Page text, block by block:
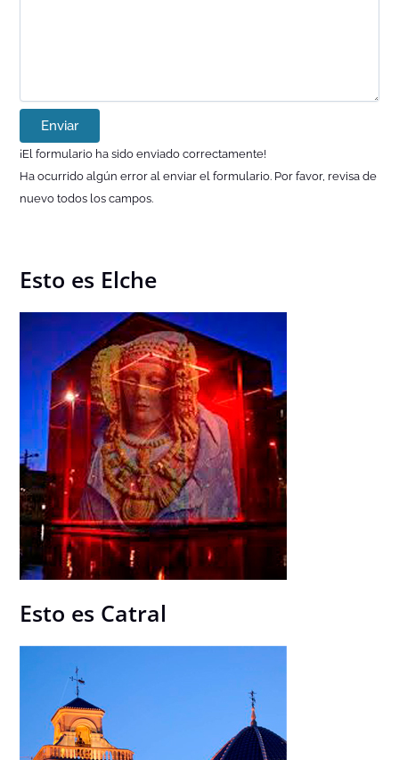
Enviar
¡El formulario ha sido enviado correctamente!
Ha ocurrido algún error al enviar el formulario. Por favor, revisa de
nuevo todos los campos.
Esto es Elche
Esto es Catral